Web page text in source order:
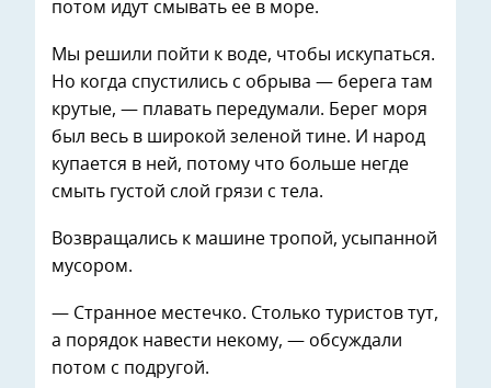
потом идут смывать ее в море.
Мы решили пойти к воде, чтобы искупаться.
Но когда спустились с обрыва — берега там
крутые, — плавать передумали. Берег моря
был весь в широкой зеленой тине. И народ
купается в ней, потому что больше негде
смыть густой слой грязи с тела.
Возвращались к машине тропой, усыпанной
мусором.
— Странное местечко. Столько туристов тут,
а порядок навести некому, — обсуждали
потом с подругой.